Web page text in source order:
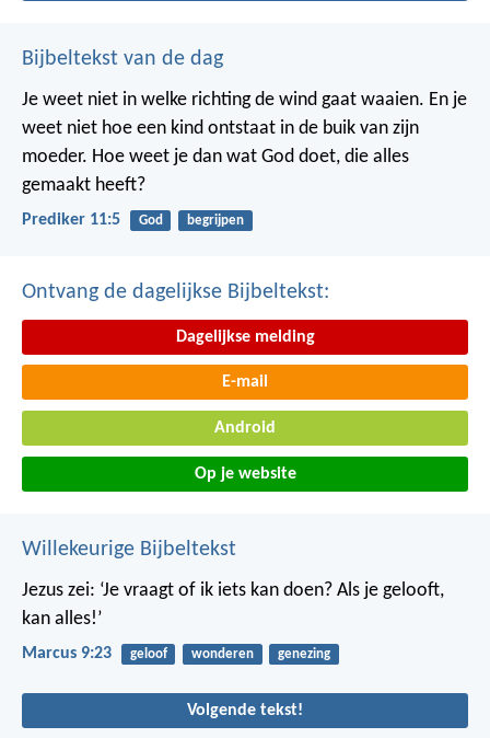
Bijbeltekst van de dag
Je weet niet in welke richting de wind gaat waaien. En je
weet niet hoe een kind ontstaat in de buik van zijn
moeder. Hoe weet je dan wat God doet, die alles
gemaakt heeft?
Prediker 11:5 God begrijpen
Ontvang de dagelijkse Bijbeltekst:
Dagelijkse melding
E-mail
Android
Op je website
Willekeurige Bijbeltekst
Jezus zei: ‘Je vraagt of ik iets kan doen? Als je gelooft,
kan alles!’
Marcus 9:23 geloof wonderen genezing
Volgende tekst!